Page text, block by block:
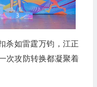
如雷霆万钧，江正
次攻防转换都凝聚着